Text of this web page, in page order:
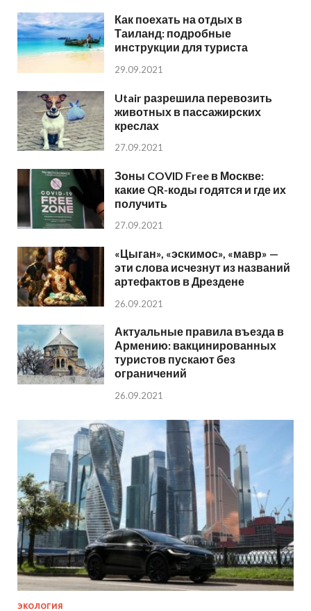
Как поехать на отдых в
Таиланд: подробные
инструкции для туриста
29.09.2021
Utair разрешила перевозить
животных в пассажирских
креслах
27.09.2021
Зоны COVID Free в Москве:
какие QR-коды годятся и где их
получить
27.09.2021
«Цыган», «эскимос», «мавр» —
эти слова исчезнут из названий
артефактов в Дрездене
26.09.2021
Актуальные правила въезда в
Армению: вакцинированных
туристов пускают без
ограничений
26.09.2021
ЭКОЛОГИЯ